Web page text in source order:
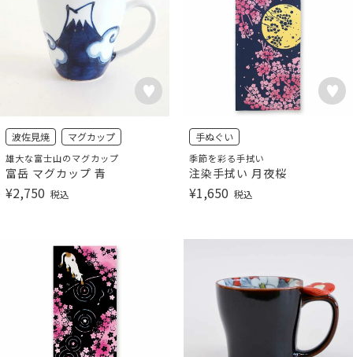
波佐見焼 マグカップ
雄大な富士山のマグカップ
富岳 マグカップ 青
¥2,750 税込
手ぬぐい
季節を彩る手拭い
注染手拭い 月夜桜
¥1,650 税込